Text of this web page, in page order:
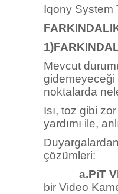
Iqony System
Mevcut
gidemeyeceği
noktalarda
Isı, toz gibi
yardımı ile,
çözümleri:
a.PiT
bir Video